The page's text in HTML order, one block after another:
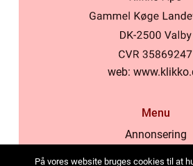
web:
Menu
Annonsering
På vores website bruges cookies til at